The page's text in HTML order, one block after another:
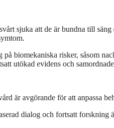
sjuka att de är bundna till
biomekaniska risker, såsom
utökad evidens och
är avgörande för att anpassa
dialog och fortsatt forskning